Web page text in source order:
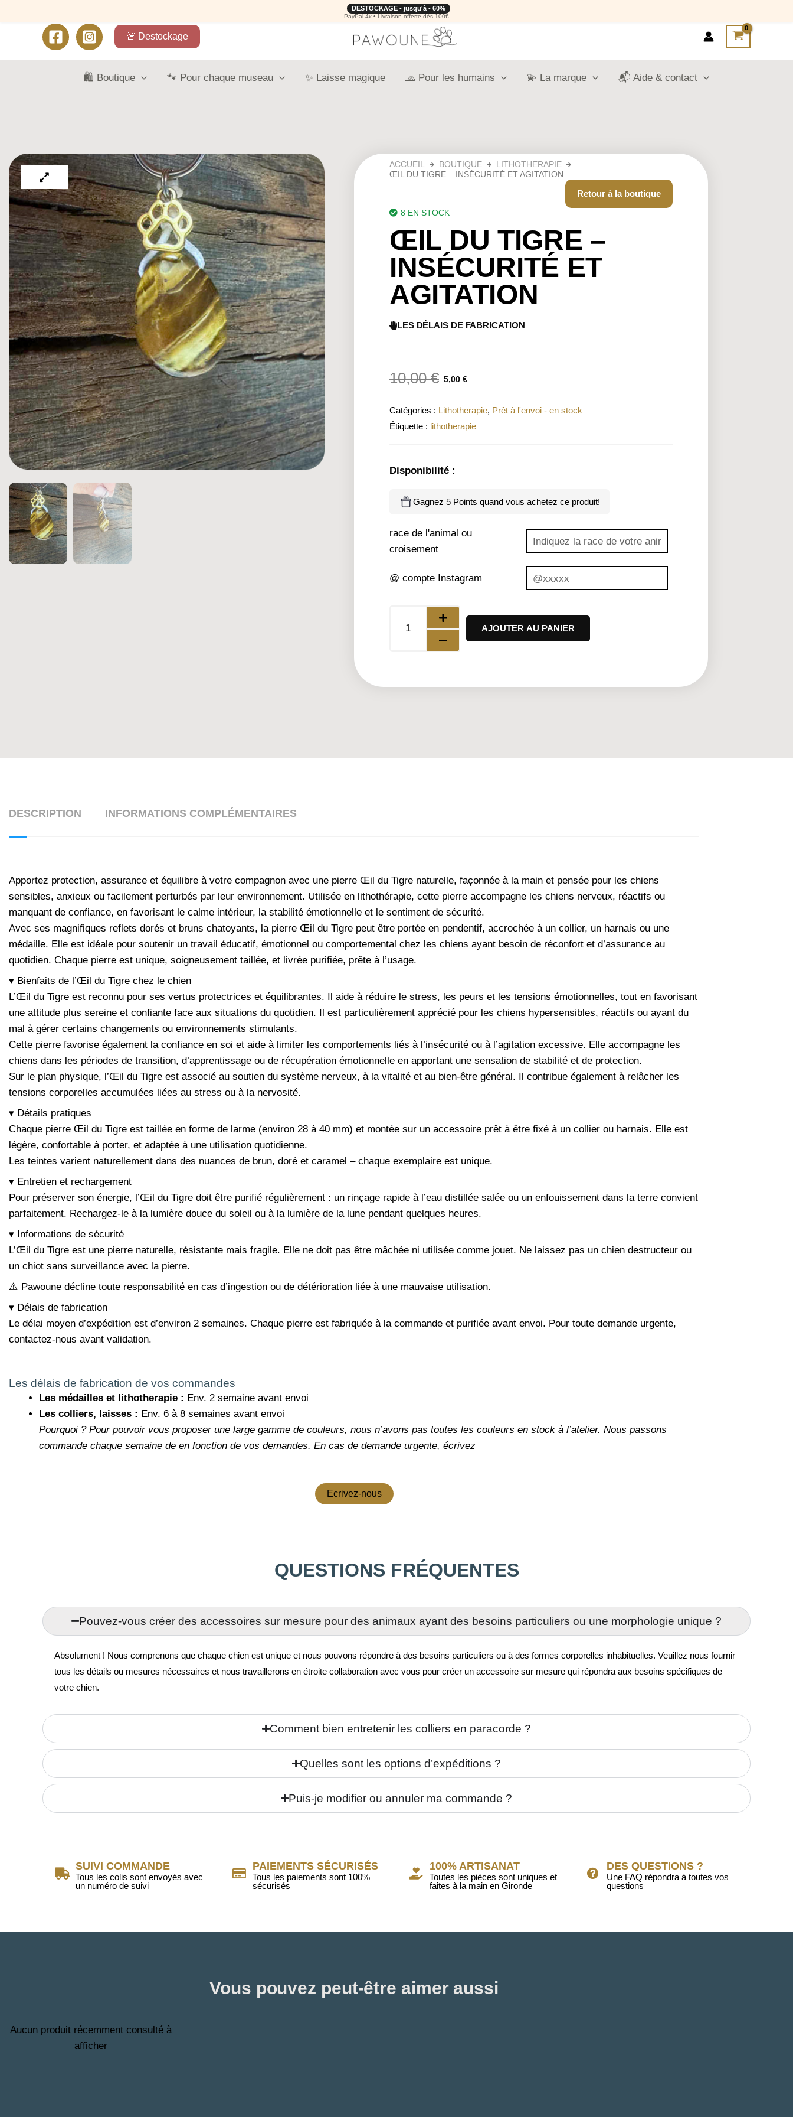
🚨 Destockage
DESTOCKAGE - jusqu'à - 60%
PayPal 4x • Livraison offerte dès 100€
🛍️ Boutique 🐾 Pour chaque museau ✨ Laisse magique 🧢 Pour les humains 💫 La marque 📬 Aide & contact
ACCUEIL BOUTIQUE
LITHOTHERAPIE
ŒIL DU TIGRE – INSÉCURITÉ ET AGITATION
Retour à la boutique
8 EN STOCK
ŒIL DU TIGRE –
INSÉCURITÉ ET
AGITATION
LES DÉLAIS DE FABRICATION
10,00€ 5,00 €
Catégories : Lithotherapie, Prêt à l'envoi - en stock
Étiquette : lithotherapie
Disponibilité :
Gagnez 5 Points quand vous achetez ce produit!
race de l'animal ou
croisement
@ compte Instagram
AJOUTER AU PANIER
DESCRIPTION INFORMATIONS COMPLÉMENTAIRES
Apportez protection, assurance et équilibre à votre compagnon avec une pierre Œil du Tigre naturelle, façonnée à la main et pensée pour les chiens
sensibles, anxieux ou facilement perturbés par leur environnement. Utilisée en lithothérapie, cette pierre accompagne les chiens nerveux, réactifs ou
manquant de confiance, en favorisant le calme intérieur, la stabilité émotionnelle et le sentiment de sécurité.
Avec ses magnifiques reflets dorés et bruns chatoyants, la pierre Œil du Tigre peut être portée en pendentif, accrochée à un collier, un harnais ou une
médaille. Elle est idéale pour soutenir un travail éducatif, émotionnel ou comportemental chez les chiens ayant besoin de réconfort et d’assurance au
quotidien. Chaque pierre est unique, soigneusement taillée, et livrée purifiée, prête à l’usage.
▾ Bienfaits de l’Œil du Tigre chez le chien
L’Œil du Tigre est reconnu pour ses vertus protectrices et équilibrantes. Il aide à réduire le stress, les peurs et les tensions émotionnelles, tout en favorisant
une attitude plus sereine et confiante face aux situations du quotidien. Il est particulièrement apprécié pour les chiens hypersensibles, réactifs ou ayant du
mal à gérer certains changements ou environnements stimulants.
Cette pierre favorise également la confiance en soi et aide à limiter les comportements liés à l’insécurité ou à l’agitation excessive. Elle accompagne les
chiens dans les périodes de transition, d’apprentissage ou de récupération émotionnelle en apportant une sensation de stabilité et de protection.
Sur le plan physique, l’Œil du Tigre est associé au soutien du système nerveux, à la vitalité et au bien-être général. Il contribue également à relâcher les
tensions corporelles accumulées liées au stress ou à la nervosité.
▾ Détails pratiques
Chaque pierre Œil du Tigre est taillée en forme de larme (environ 28 à 40 mm) et montée sur un accessoire prêt à être fixé à un collier ou harnais. Elle est
légère, confortable à porter, et adaptée à une utilisation quotidienne.
Les teintes varient naturellement dans des nuances de brun, doré et caramel – chaque exemplaire est unique.
▾ Entretien et rechargement
Pour préserver son énergie, l’Œil du Tigre doit être purifié régulièrement : un rinçage rapide à l’eau distillée salée ou un enfouissement dans la terre convient
parfaitement. Rechargez-le à la lumière douce du soleil ou à la lumière de la lune pendant quelques heures.
▾ Informations de sécurité
L’Œil du Tigre est une pierre naturelle, résistante mais fragile. Elle ne doit pas être mâchée ni utilisée comme jouet. Ne laissez pas un chien destructeur ou
un chiot sans surveillance avec la pierre.
⚠️ Pawoune décline toute responsabilité en cas d’ingestion ou de détérioration liée à une mauvaise utilisation.
▾ Délais de fabrication
Le délai moyen d’expédition est d’environ 2 semaines. Chaque pierre est fabriquée à la commande et purifiée avant envoi. Pour toute demande urgente,
contactez-nous avant validation.
Les délais de fabrication de vos commandes
Les médailles et lithotherapie : Env. 2 semaine avant envoi
Les colliers, laisses : Env. 6 à 8 semaines avant envoi
Pourquoi ? Pour pouvoir vous proposer une large gamme de couleurs, nous n’avons pas toutes les couleurs en stock à l’atelier. Nous passons
commande chaque semaine de en fonction de vos demandes. En cas de demande urgente, écrivez
Ecrivez-nous
QUESTIONS FRÉQUENTES
Pouvez-vous créer des accessoires sur mesure pour des animaux ayant des besoins particuliers ou une morphologie unique ?
Absolument ! Nous comprenons que chaque chien est unique et nous pouvons répondre à des besoins particuliers ou à des formes corporelles inhabituelles. Veuillez nous fournir
tous les détails ou mesures nécessaires et nous travaillerons en étroite collaboration avec vous pour créer un accessoire sur mesure qui répondra aux besoins spécifiques de
votre chien.
Comment bien entretenir les colliers en paracorde ?
Quelles sont les options d’expéditions ?
Puis-je modifier ou annuler ma commande ?
SUIVI COMMANDE
Tous les colis sont envoyés avec
un numéro de suivi
PAIEMENTS SÉCURISÉS
Tous les paiements sont 100%
sécurisés
100% ARTISANAT
Toutes les pièces sont uniques et
faites à la main en Gironde
DES QUESTIONS ?
Une FAQ répondra à toutes vos
questions
Vous pouvez peut-être aimer aussi
Aucun produit récemment consulté à
afficher